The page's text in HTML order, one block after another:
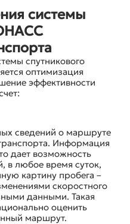
системы
спутникового
оптимизация
эффективности
сведений о маршруте
Информация
дает возможность
в любое время суток,
картину пробега –
скоростного
данными. Такая
оценить
маршрут.